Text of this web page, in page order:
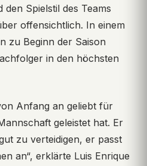
Spielstil des Teams
offensichtlich. In einem
zu Beginn der Saison
in den höchsten
Anfang an geliebt für
geleistet hat. Er
zu verteidigen, er passt
an“, erklärte Luis Enrique